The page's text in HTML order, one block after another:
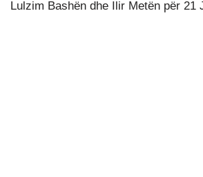
Lulzim Bashën dhe Ilir Metën për 21